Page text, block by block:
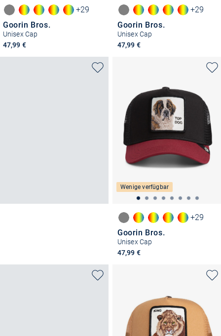
+29
Goorin Bros.
Unisex Cap
47,99 €
+29
Goorin Bros.
Unisex Cap
47,99 €
Wenige verfügbar
+29
Goorin Bros.
Unisex Cap
47,99 €